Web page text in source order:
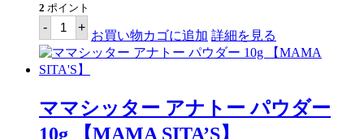
2 ポイント
- ク
ノ
ー
ル
タ
リ
ン
ド
+
お買い物カゴに追加 詳細を見る
ママシッター アナトー パウダー
10g 【MAMA SITA’S】